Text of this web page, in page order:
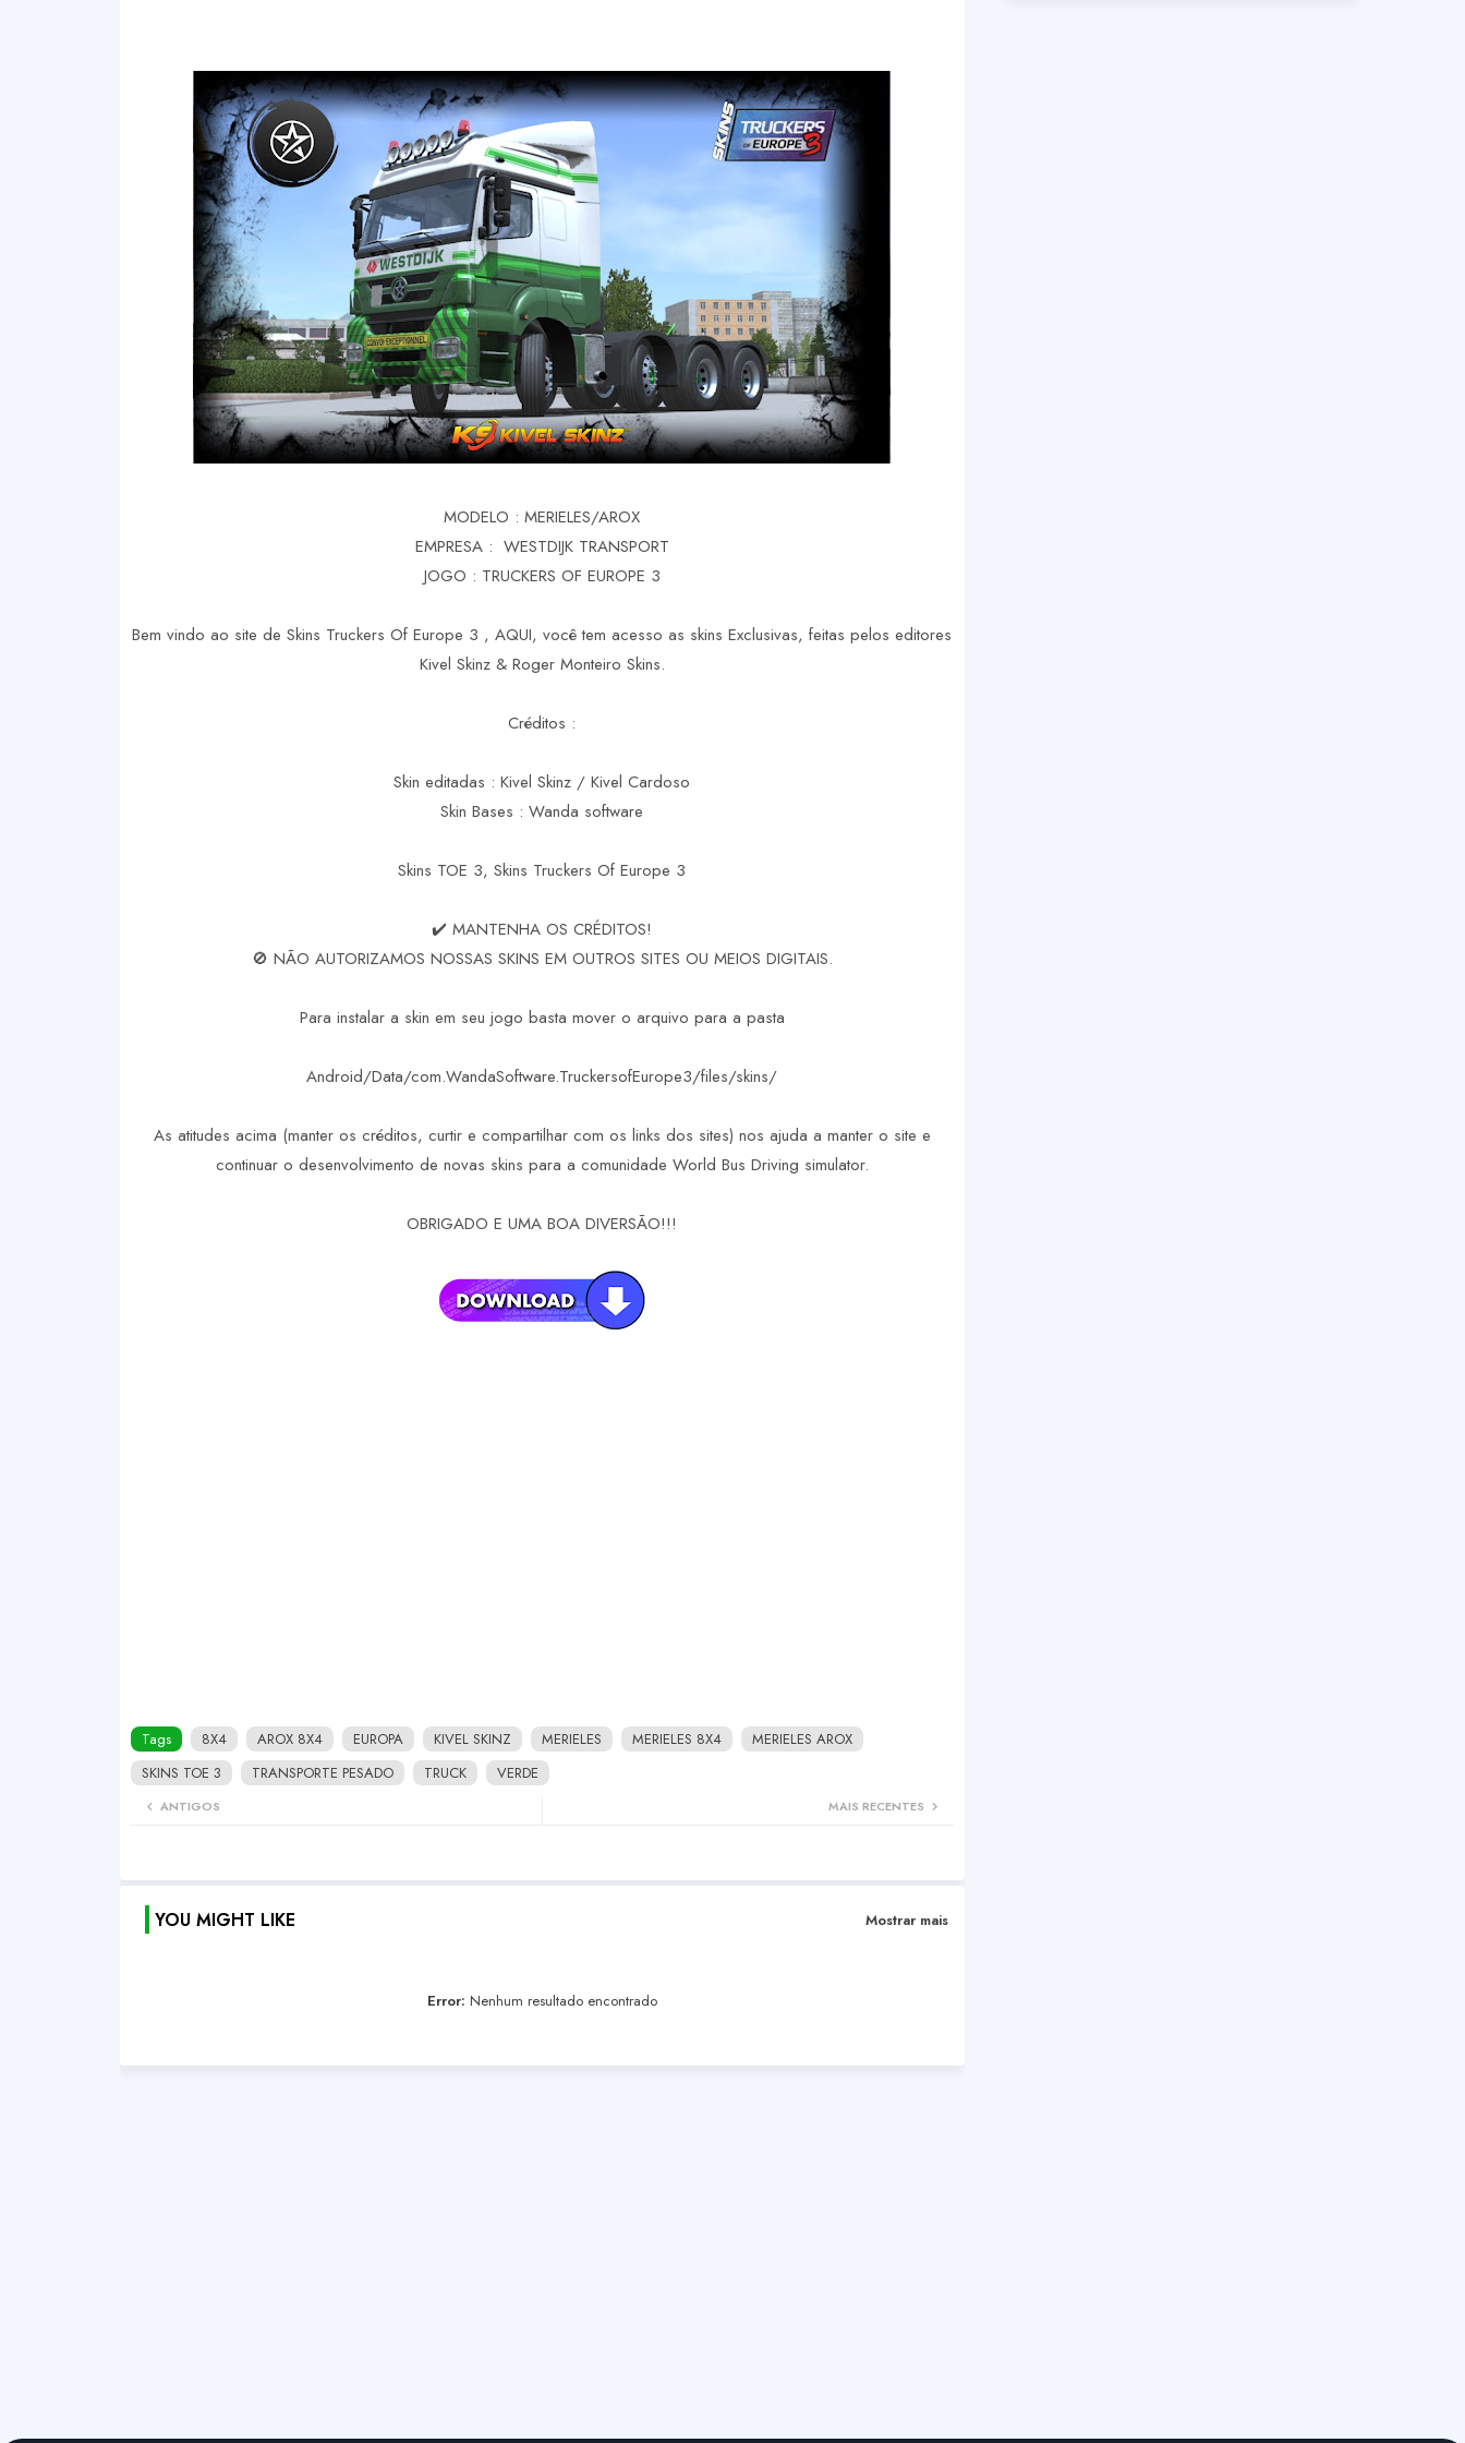
MODELO : MERIELES/AROX
EMPRESA : WESTDIJK TRANSPORT
JOGO : TRUCKERS OF EUROPE 3
Bem vindo ao site de Skins Truckers Of Europe 3 , AQUI, você tem acesso as skins Exclusivas, feitas pelos editores
Kivel Skinz & Roger Monteiro Skins.
Créditos :
Skin editadas : Kivel Skinz / Kivel Cardoso
Skin Bases : Wanda software
Skins TOE 3, Skins Truckers Of Europe 3
✔️ MANTENHA OS CRÉDITOS!
🚫 NÃO AUTORIZAMOS NOSSAS SKINS EM OUTROS SITES OU MEIOS DIGITAIS.
Para instalar a skin em seu jogo basta mover o arquivo para a pasta
Android/Data/com.WandaSoftware.TruckersofEurope3/files/skins/
As atitudes acima (manter os créditos, curtir e compartilhar com os links dos sites) nos ajuda a manter o site e
continuar o desenvolvimento de novas skins para a comunidade World Bus Driving simulator.
OBRIGADO E UMA BOA DIVERSÃO!!!
Tags 8X4 AROX 8X4 EUROPA KIVEL SKINZ MERIELES MERIELES 8X4
MERIELES AROX
SKINS TOE 3
TRANSPORTE PESADO TRUCK VERDE
MAIS RECENTES
ANTIGOS
YOU MIGHT LIKE Mostrar mais
Error: Nenhum resultado encontrado